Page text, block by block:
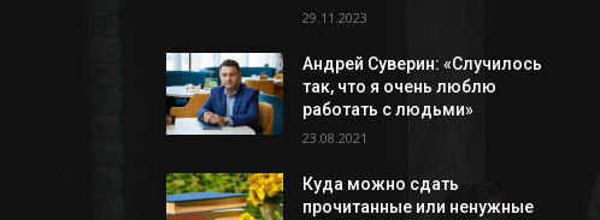
29.11.2023
Андрей Суверин: «Случилось
так, что я очень люблю
работать с людьми»
23.08.2021
Куда можно сдать
прочитанные или ненужные